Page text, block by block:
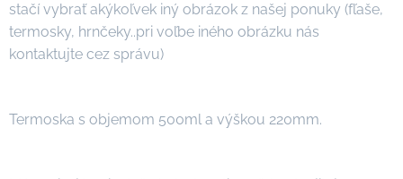
stačí vybrať akýkoľvek iný obrázok z našej ponuky (fľaše,
termosky, hrnčeky..pri voľbe iného obrázku nás
kontaktujte cez správu)
Termoska s objemom 500ml a výškou 220mm.